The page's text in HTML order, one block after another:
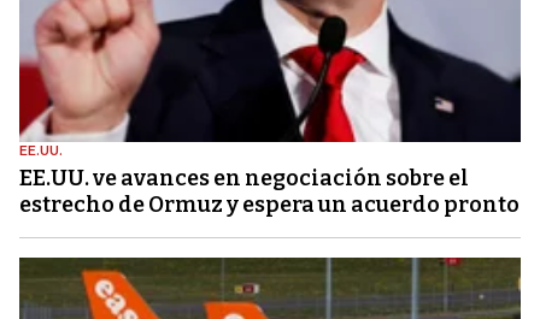
EE.UU.
EE.UU. ve avances en negociación sobre el
estrecho de Ormuz y espera un acuerdo pronto